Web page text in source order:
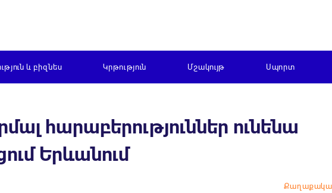
և բիզնես Կրթություն Մշակույթ Սպորտ
հարաբերություններ ունենա
Երևանում